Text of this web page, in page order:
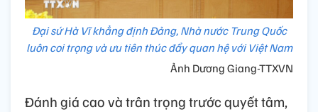
Đại sứ Hà Vĩ khẳng định Đảng, Nhà nước Trung Quốc
luôn coi trọng và ưu tiên thúc đẩy quan hệ với Việt Nam
Ảnh Dương Giang-TTXVN
Đánh giá cao và trân trọng trước quyết tâm,